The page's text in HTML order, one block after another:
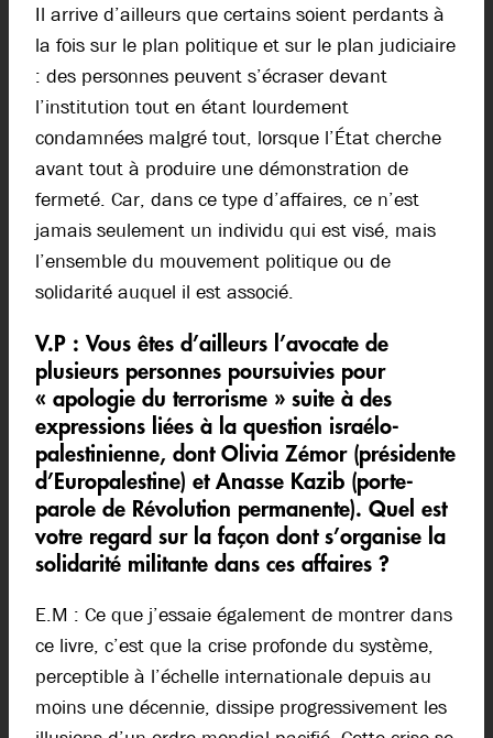
Il arrive d’ailleurs que certains soient perdants à
la fois sur le plan politique et sur le plan judiciaire
: des personnes peuvent s’écraser devant
l’institution tout en étant lourdement
condamnées malgré tout, lorsque l’État cherche
avant tout à produire une démonstration de
fermeté. Car, dans ce type d’affaires, ce n’est
jamais seulement un individu qui est visé, mais
l’ensemble du mouvement politique ou de
solidarité auquel il est associé.
V.P : Vous êtes d’ailleurs l’avocate de
plusieurs personnes poursuivies pour
« apologie du terrorisme » suite à des
expressions liées à la question israélo-
palestinienne, dont Olivia Zémor (présidente
d’Europalestine) et Anasse Kazib (porte-
parole de Révolution permanente). Quel est
votre regard sur la façon dont s’organise la
solidarité militante dans ces affaires ?
E.M : Ce que j’essaie également de montrer dans
ce livre, c’est que la crise profonde du système,
perceptible à l’échelle internationale depuis au
moins une décennie, dissipe progressivement les